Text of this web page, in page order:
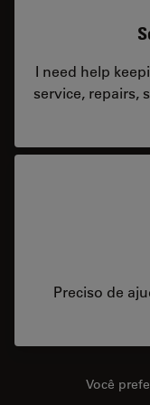
I need help
service, repairs,
Preciso de
Você